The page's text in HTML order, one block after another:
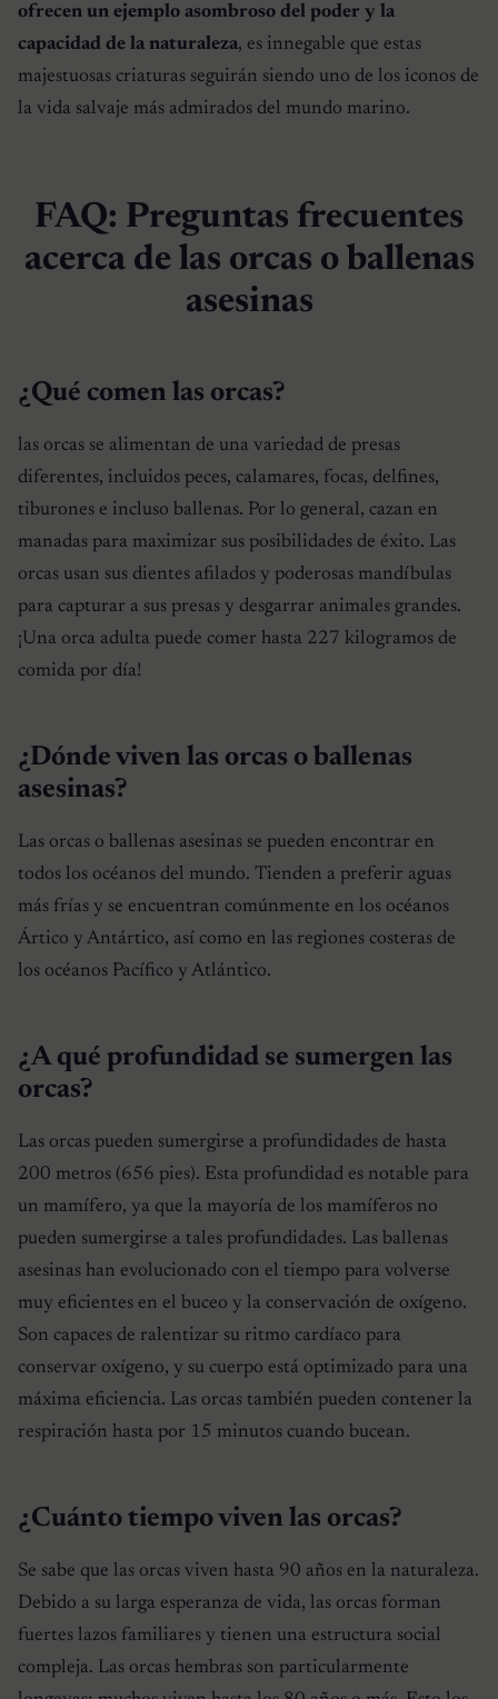
ofrecen un ejemplo asombroso del poder y la
capacidad de la naturaleza, es innegable que estas
majestuosas criaturas seguirán siendo uno de los iconos de
la vida salvaje más admirados del mundo marino.
FAQ: Preguntas frecuentes
acerca de las orcas o ballenas
asesinas
¿Qué comen las orcas?
las orcas se alimentan de una variedad de presas
diferentes, incluidos peces, calamares, focas, delfines,
tiburones e incluso ballenas. Por lo general, cazan en
manadas para maximizar sus posibilidades de éxito. Las
orcas usan sus dientes afilados y poderosas mandíbulas
para capturar a sus presas y desgarrar animales grandes.
¡Una orca adulta puede comer hasta 227 kilogramos de
comida por día!
¿Dónde viven las orcas o ballenas
asesinas?
Las orcas o ballenas asesinas se pueden encontrar en
todos los océanos del mundo. Tienden a preferir aguas
más frías y se encuentran comúnmente en los océanos
Ártico y Antártico, así como en las regiones costeras de
los océanos Pacífico y Atlántico.
¿A qué profundidad se sumergen las
orcas?
Las orcas pueden sumergirse a profundidades de hasta
200 metros (656 pies). Esta profundidad es notable para
un mamífero, ya que la mayoría de los mamíferos no
pueden sumergirse a tales profundidades. Las ballenas
asesinas han evolucionado con el tiempo para volverse
muy eficientes en el buceo y la conservación de oxígeno.
Son capaces de ralentizar su ritmo cardíaco para
conservar oxígeno, y su cuerpo está optimizado para una
máxima eficiencia. Las orcas también pueden contener la
respiración hasta por 15 minutos cuando bucean.
¿Cuánto tiempo viven las orcas?
Se sabe que las orcas viven hasta 90 años en la naturaleza.
Debido a su larga esperanza de vida, las orcas forman
fuertes lazos familiares y tienen una estructura social
compleja. Las orcas hembras son particularmente